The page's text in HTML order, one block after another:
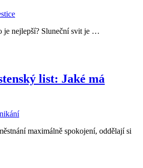
je nejlepší? Sluneční svit je …
list: Jaké má
maximálně spokojení, oddělají si